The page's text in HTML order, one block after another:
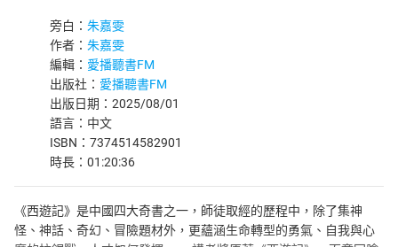
旁白： 朱嘉雯
作者： 朱嘉雯
編輯： 愛播聽書FM
出版社： 愛播聽書FM
出版日期：2025/08/01
語言：中文
ISBN：7374514582901
時長：01:20:36
《西遊記》是中國四大奇書之一，師徒取經的歷程中，除了集神
怪、神話、奇幻、冒險題材外，更蘊涵生命轉型的勇氣、自我與心